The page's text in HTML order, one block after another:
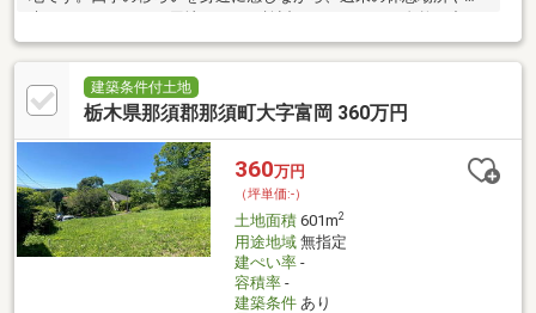
ゆったり過ごしたい方におすすめです。
建築条件付土地
栃木県那須郡那須町大字富岡 360万円
360万円
（坪単価:-）
土地面積601m2
用途地域無指定
建ぺい率-
容積率-
建築条件あり